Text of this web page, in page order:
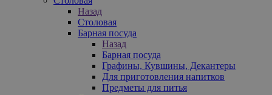
Назад
Столовая
Барная посуда
Назад
Барная посуда
Графины, Кувшины, Декантеры
Для приготовления напитков
Предметы для питья